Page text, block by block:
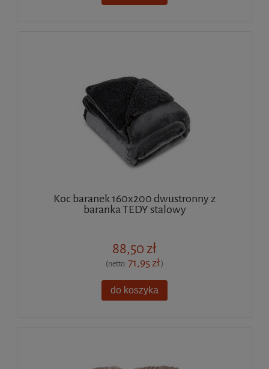
Koc baranek 160x200 dwustronny z
baranka TEDY stalowy
88,50 zł
(netto:71,95 zł)
do koszyka